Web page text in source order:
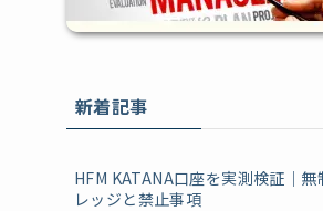
新着記事
HFM KATANA口座を実測検証｜無
レッジと禁止事項